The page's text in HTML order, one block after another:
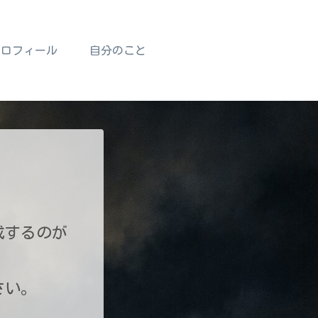
フィール 自分のこと
するのが
。